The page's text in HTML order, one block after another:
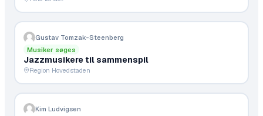
Gustav Tomzak-Steenberg
Musiker søges
Jazzmusikere til sammenspil
Region Hovedstaden
Kim Ludvigsen